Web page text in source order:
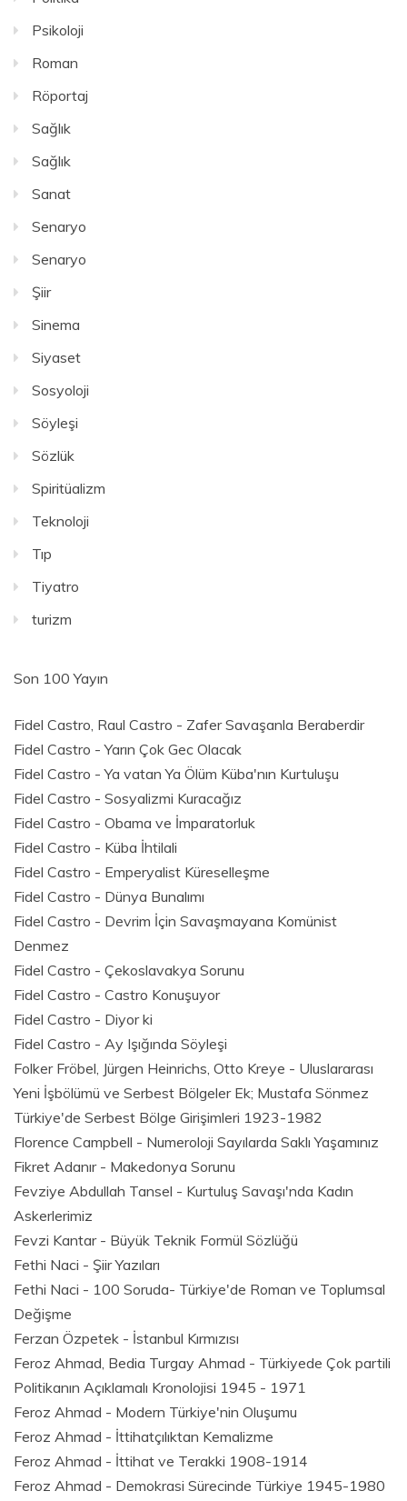
Psikoloji
Roman
Röportaj
Sağlık
Sağlık
Sanat
Senaryo
Senaryo
Şiir
Sinema
Siyaset
Sosyoloji
Söyleşi
Sözlük
Spiritüalizm
Teknoloji
Tıp
Tiyatro
turizm
Son 100 Yayın
Fidel Castro, Raul Castro - Zafer Savaşanla Beraberdir
Fidel Castro - Yarın Çok Gec Olacak
Fidel Castro - Ya vatan Ya Ölüm Küba'nın Kurtuluşu
Fidel Castro - Sosyalizmi Kuracağız
Fidel Castro - Obama ve İmparatorluk
Fidel Castro - Küba İhtilali
Fidel Castro - Emperyalist Küreselleşme
Fidel Castro - Dünya Bunalımı
Fidel Castro - Devrim İçin Savaşmayana Komünist
Denmez
Fidel Castro - Çekoslavakya Sorunu
Fidel Castro - Castro Konuşuyor
Fidel Castro - Diyor ki
Fidel Castro - Ay Işığında Söyleşi
Folker Fröbel, Jürgen Heinrichs, Otto Kreye - Uluslararası
Yeni İşbölümü ve Serbest Bölgeler Ek; Mustafa Sönmez
Türkiye'de Serbest Bölge Girişimleri 1923-1982
Florence Campbell - Numeroloji Sayılarda Saklı Yaşamınız
Fikret Adanır - Makedonya Sorunu
Fevziye Abdullah Tansel - Kurtuluş Savaşı'nda Kadın
Askerlerimiz
Fevzi Kantar - Büyük Teknik Formül Sözlüğü
Fethi Naci - Şiir Yazıları
Fethi Naci - 100 Soruda- Türkiye'de Roman ve Toplumsal
Değişme
Ferzan Özpetek - İstanbul Kırmızısı
Feroz Ahmad, Bedia Turgay Ahmad - Türkiyede Çok partili
Politikanın Açıklamalı Kronolojisi 1945 - 1971
Feroz Ahmad - Modern Türkiye'nin Oluşumu
Feroz Ahmad - İttihatçılıktan Kemalizme
Feroz Ahmad - İttihat ve Terakki 1908-1914
Feroz Ahmad - Demokrasi Sürecinde Türkiye 1945-1980